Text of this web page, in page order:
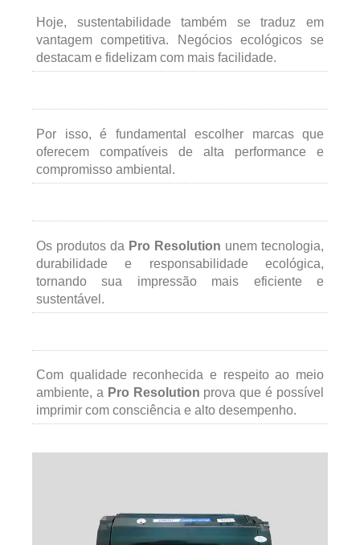
Hoje, sustentabilidade também se traduz em
vantagem competitiva. Negócios ecológicos se
destacam e fidelizam com mais facilidade.
Por isso, é fundamental escolher marcas que
oferecem compatíveis de alta performance e
compromisso ambiental.
Os produtos da Pro Resolution unem tecnologia,
durabilidade e responsabilidade ecológica,
tornando sua impressão mais eficiente e
sustentável.
Com qualidade reconhecida e respeito ao meio
ambiente, a Pro Resolution prova que é possível
imprimir com consciência e alto desempenho.